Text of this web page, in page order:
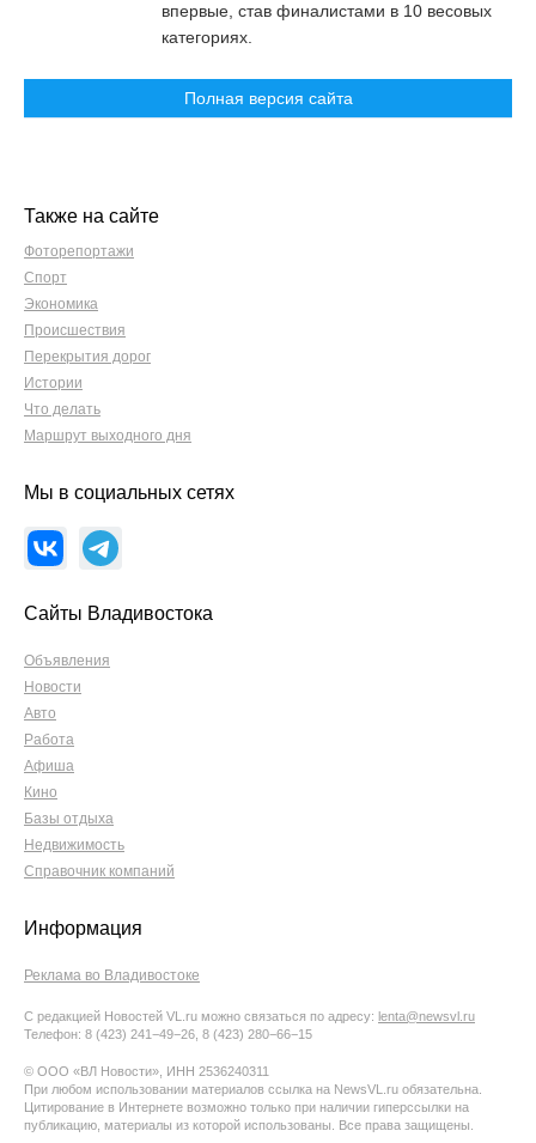
впервые, став финалистами в 10 весовых
категориях.
Полная версия сайта
Также на сайте
Фоторепортажи
Спорт
Экономика
Происшествия
Перекрытия дорог
Истории
Что делать
Маршрут выходного дня
Мы в социальных сетях
Сайты Владивостока
Объявления
Новости
Авто
Работа
Афиша
Кино
Базы отдыха
Недвижимость
Справочник компаний
Информация
Реклама во Владивостоке
С редакцией Новостей VL.ru можно связаться по адресу: lenta@newsvl.ru
Телефон: 8 (423) 241−49−26, 8 (423) 280−66−15
© ООО «ВЛ Новости», ИНН 2536240311
При любом использовании материалов ссылка на NewsVL.ru обязательна.
Цитирование в Интернете возможно только при наличии гиперссылки на
публикацию, материалы из которой использованы. Все права защищены.